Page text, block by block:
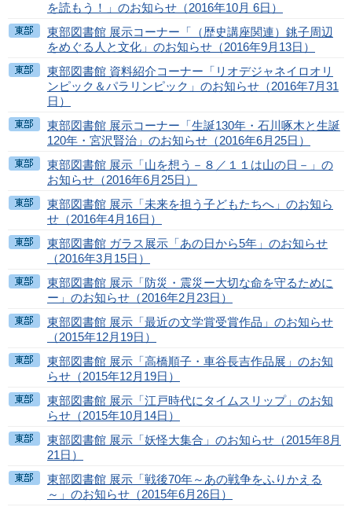
を読もう！」のお知らせ（2016年10月 6日）
東部図書館 展示コーナー「（歴史講座関連）銚子周辺
をめぐる人と文化」のお知らせ（2016年9月13日）
東部図書館 資料紹介コーナー「リオデジャネイロオリ
ンピック＆パラリンピック」のお知らせ（2016年7月31
日）
東部図書館 展示コーナー「生誕130年・石川啄木と生誕
120年・宮沢賢治」のお知らせ（2016年6月25日）
東部図書館 展示「山を想う－８／１１は山の日－」の
お知らせ（2016年6月25日）
東部図書館 展示「未来を担う子どもたちへ」のお知ら
せ（2016年4月16日）
東部図書館 ガラス展示「あの日から5年」のお知らせ
（2016年3月15日）
東部図書館 展示「防災・震災ー大切な命を守るために
ー」のお知らせ（2016年2月23日）
東部図書館 展示「最近の文学賞受賞作品」のお知らせ
（2015年12月19日）
東部図書館 展示「高橋順子・車谷長吉作品展」のお知
らせ（2015年12月19日）
東部図書館 展示「江戸時代にタイムスリップ」のお知
らせ（2015年10月14日）
東部図書館 展示「妖怪大集合」のお知らせ（2015年8月
21日）
東部図書館 展示「戦後70年～あの戦争をふりかえる
～」のお知らせ（2015年6月26日）